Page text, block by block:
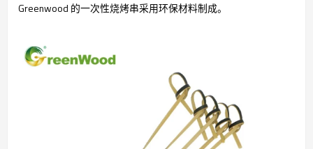
Greenwood 的一次性烧烤串采用环保材料制成。